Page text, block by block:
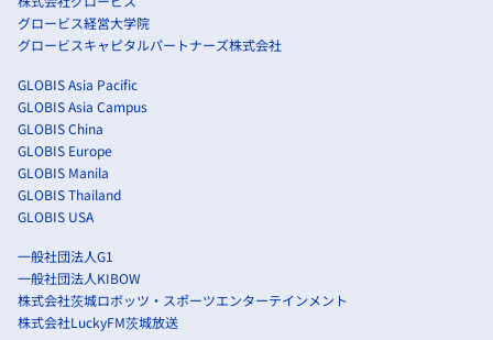
グロービス経営大学院
グロービスキャピタルパートナーズ株式会社
GLOBIS Asia Pacific
GLOBIS Asia Campus
GLOBIS China
GLOBIS Europe
GLOBIS Manila
GLOBIS Thailand
GLOBIS USA
一般社団法人G1
一般社団法人KIBOW
株式会社茨城ロボッツ・スポーツエンターテインメント
株式会社LuckyFM茨城放送